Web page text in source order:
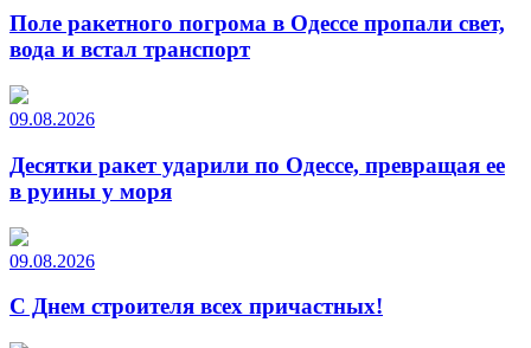
Поле ракетного погрома в Одессе пропали свет,
вода и встал транспорт
09.08.2026
Десятки ракет ударили по Одессе, превращая ее
в руины у моря
09.08.2026
С Днем строителя всех причастных!